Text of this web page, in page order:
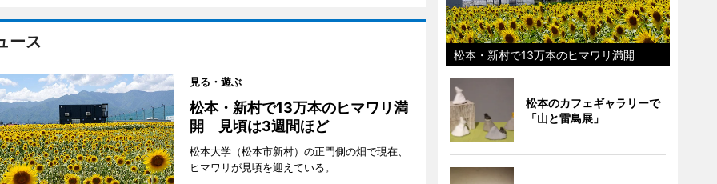
ース
見る・遊ぶ
松本・新村で13万本のヒマワリ満
開 見頃は3週間ほど
松本大学（松本市新村）の正門側の畑で現在、
ヒマワリが見頃を迎えている。
松本・新村で13万本のヒマワリ満開
松本のカフェギャラリーで
「山と雷鳥展」